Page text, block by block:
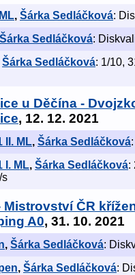
, Šárka Sedláčková:
Šárka Sedláčková:
Šárka Sedláčková: 1/10,
u Děčína -
, 12. 12. 2021
II. ML, Šárka Sedláčková
I. ML, Šárka Sedláčková:
s
Mistrovství ČR
A0, 31. 10. 2021
, Šárka Sedláčková:
, Šárka Sedláčková: